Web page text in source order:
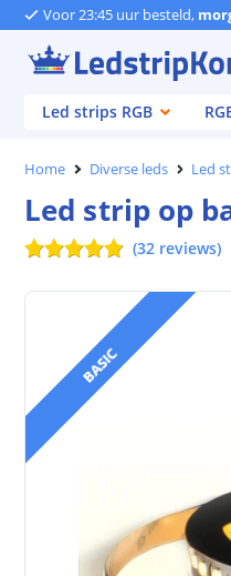
Voor 23:45 uur besteld,
Led strips RGB
Home Diverse leds Led
Led strip op
(32 reviews)
BASIC